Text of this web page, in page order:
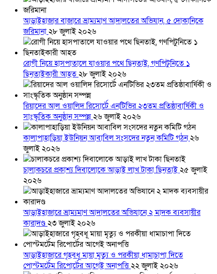
আড়াইহাজার বাজারে ভ্রাম্যমাণ আদালতের অভিযান, ৫ দোকানিকে
জরিমানা২৮ জুলাই ২০২৬
রোগী নিয়ে হাসপাতালে যাওয়ার পথে ছিনতাই, গণপিটুনিতে ১
ছিনতাইকারী আহত২৮ জুলাই ২০২৬
রিয়াদের আল ওয়ালিদ রিসোর্টে এনটিভির ২৩তম প্রতিষ্ঠাবার্ষিকী ও
সাংস্কৃতিক অনুষ্ঠান সম্পন্ন২৬ জুলাই ২০২৬
কালাপাহাড়িয়া ইউনিয়ন আবাবিল সংসদের নতুন কমিটি গঠন২৬
জুলাই ২০২৬
চালাকচরে প্রকাশ্য দিবালোকে আড়াই লাখ টাকা ছিনতাই২৫ জুলাই
২০২৬
আড়াইহাজারে ভ্রাম্যমাণ আদালতের অভিযানে ২ মাদক ব্যবসায়ীর
কারাদণ্ড২৩ জুলাই ২০২৬
আড়াইহাজারে গৃহবধূ মায়া মৃত্যু ও পরকীয়া ধামাচাপা দিতে
পোস্টমর্টেম রিপোর্টের আগেই অনাপত্তি২২ জুলাই ২০২৬